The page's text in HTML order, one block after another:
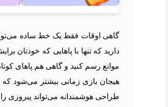
دارید که تنها با پاهایی که خودتان
موانع رسم کنید و گاهی هم پاهای
هیجان بازی زمانی بیشتر می‌شود
طراحی هوشمندانه می‌تواند پیروزی